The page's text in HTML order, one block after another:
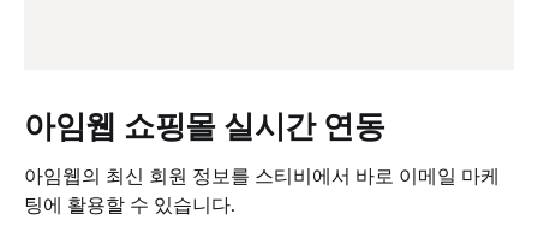
아임웹 쇼핑몰 실시간 연동
아임웹의 최신 회원 정보를 스티비에서 바로 이메일 마케
팅에 활용할 수 있습니다.